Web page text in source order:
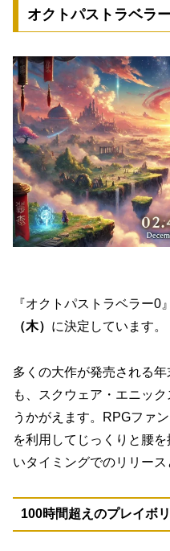
オクトパストラベラ
↑イメージ：
『オクトパストラベラー0
（木） に決定しています。
多くの大作が発売される
も、スクウェア・エニッ
うかがえます。RPGファ
を利用してじっくりと腰
いタイミングでのリリース
100時間超えのプレイボ